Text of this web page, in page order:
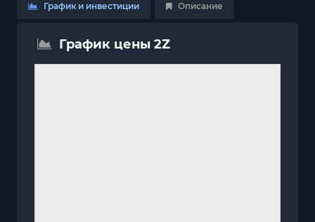
График и инвестиции Описание
График цены 2Z